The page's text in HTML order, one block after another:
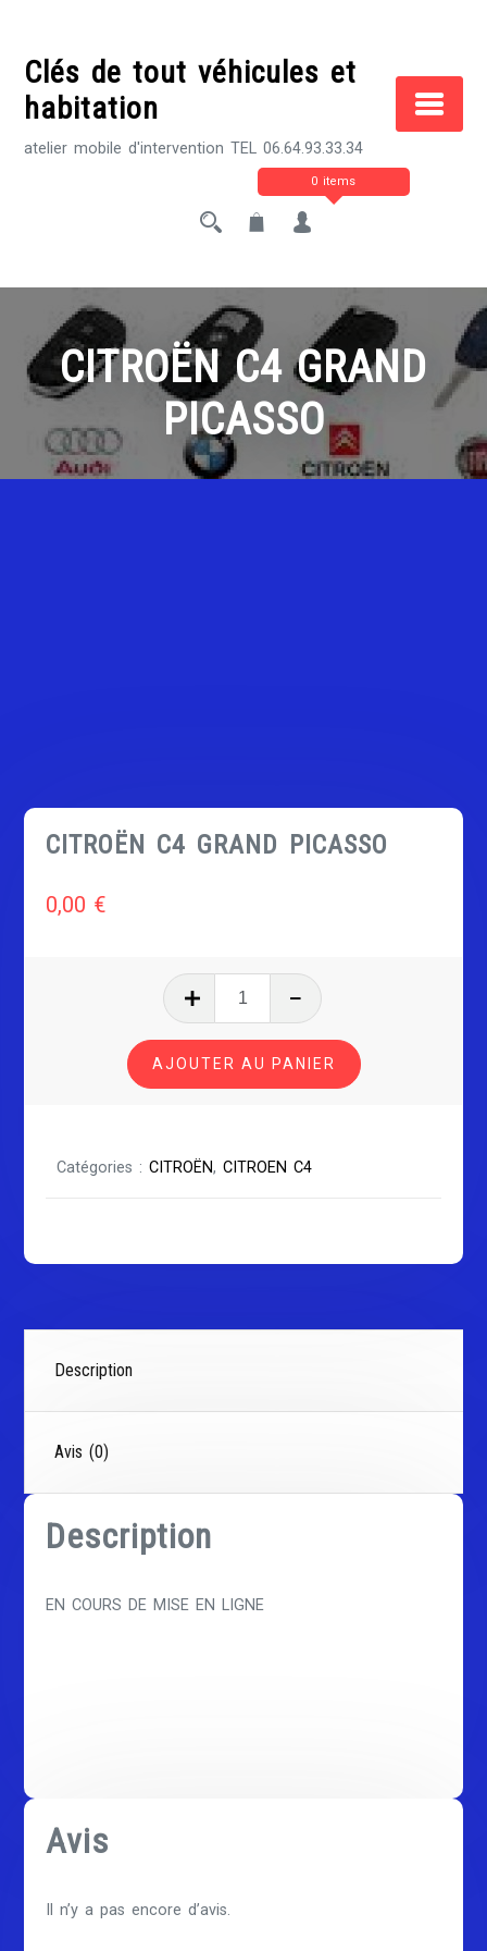
contentClés de tout véhicules et
habitation
atelier mobile d'intervention TEL 06.64.93.33.34
0 items
CITROËN C4 GRAND
PICASSO
CITROËN C4 GRAND PICASSO
0,00 €
quantité
CITROËN
C4
GRAND
AJOUTER AU PANIER
Catégories :CITROËN,CITROEN C4
Description
Avis (0)
Description
EN COURS DE MISE EN LIGNE
Avis
Il n’y a pas encore d’avis.